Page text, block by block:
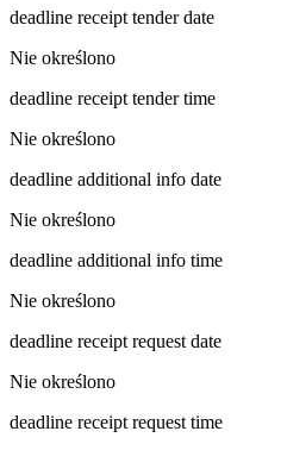
deadline receipt tender date
Nie określono
deadline receipt tender time
Nie określono
deadline additional info date
Nie określono
deadline additional info time
Nie określono
deadline receipt request date
Nie określono
deadline receipt request time